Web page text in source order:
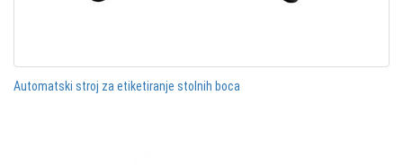
Automatski stroj za etiketiranje stolnih boca